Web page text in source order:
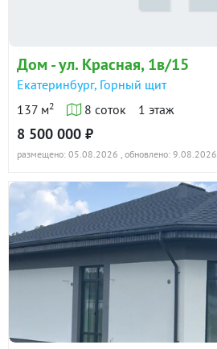
Дом - ул. Красная, 1в/15
Екатеринбург, Горный щит
137 м2 8 соток 1 этаж
8 500 000 ₽
размещено: 05.08.2026 , обновлено: 9.08.2026